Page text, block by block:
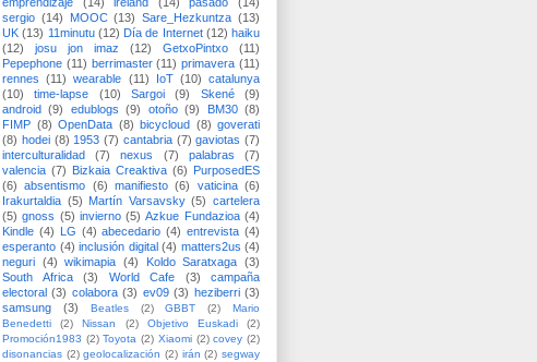
sergio (14) MOOC (13) Sare_Hezkuntza (13)
UK (13) 11minutu (12) Día de Internet (12) haiku
(12)
josu jon imaz (12) GetxoPintxo
(11)
Pepephone (11) berrimaster (11) primavera (11)
rennes (11) wearable (11) IoT (10) catalunya
(10)
time-lapse (10) Sargoi (9) Skené
(9)
android (9) edublogs (9) otoño (9) BM30 (8)
FIMP (8) OpenData (8) bicycloud (8) goverati
(8) hodei (8) 1953 (7) cantabria (7) gaviotas (7)
interculturalidad
(7) nexus (7) palabras
(7)
valencia (7) Bizkaia Creaktiva (6) PurposedES
(6)
absentismo (6) manifiesto (6) vaticina (6)
Irakurtaldia (5) Martín Varsavsky (5) cartelera
(5) gnoss (5) invierno (5) Azkue Fundazioa (4)
Kindle (4) LG (4) abecedario (4) entrevista (4)
esperanto (4) inclusión digital (4) matters2us (4)
neguri (4) wikimapia (4) Koldo Saratxaga (3)
South Africa
(3) World Cafe (3)
campaña
electoral (3) colabora (3) ev09 (3) heziberri (3)
samsung
(3) Beatles (2) GBBT (2)
Mario
Benedetti
(2) Nissan (2) Objetivo Euskadi
(2)
Promoción1983 (2) Toyota (2) Xiaomi (2) covey (2)
disonancias (2) geolocalización (2) irán (2) segway